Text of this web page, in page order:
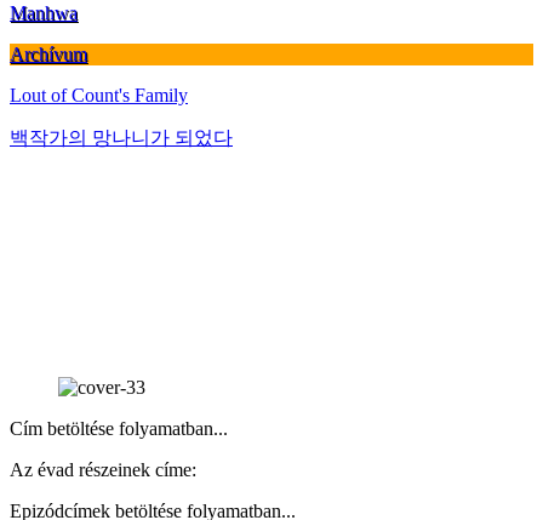
Manhwa
Archívum
Lout of Count's Family
백작가의 망나니가 되었다
Cím betöltése folyamatban...
Az évad részeinek címe:
Epizódcímek betöltése folyamatban...